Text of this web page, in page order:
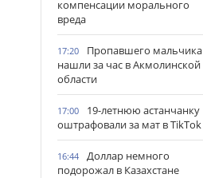
компенсации морального
вреда
17:20
Пропавшего мальчика
нашли за час в Акмолинской
области
17:00
19-летнюю астанчанку
оштрафовали за мат в TikTok
16:44
Доллар немного
подорожал в Казахстане